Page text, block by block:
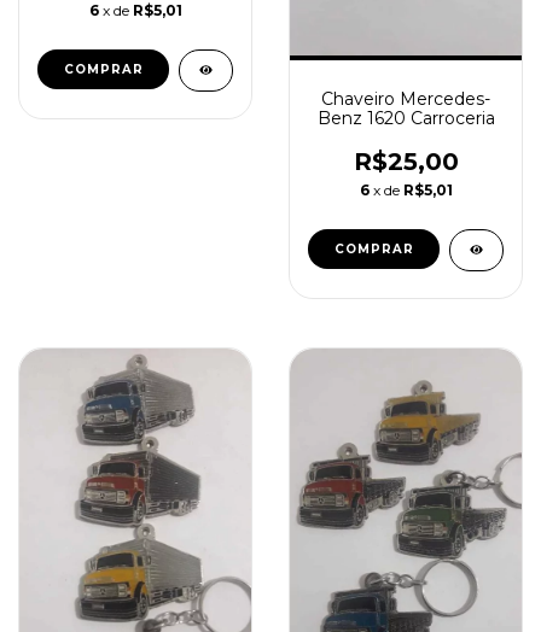
6 x de R$5,01
COMPRAR
Chaveiro Mercedes-
Benz 1620 Carroceria
R$25,00
6 x de R$5,01